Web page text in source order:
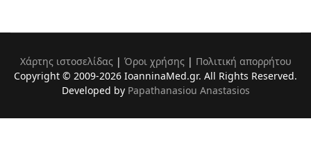
Χάρτης ιστοσελίδας| Όροι χρήσης| Πολιτική απορρήτου
Copyright © 2009-2026 IoanninaMed.gr. All Rights Reserved.
Developed by Papathanasiou Anastasios